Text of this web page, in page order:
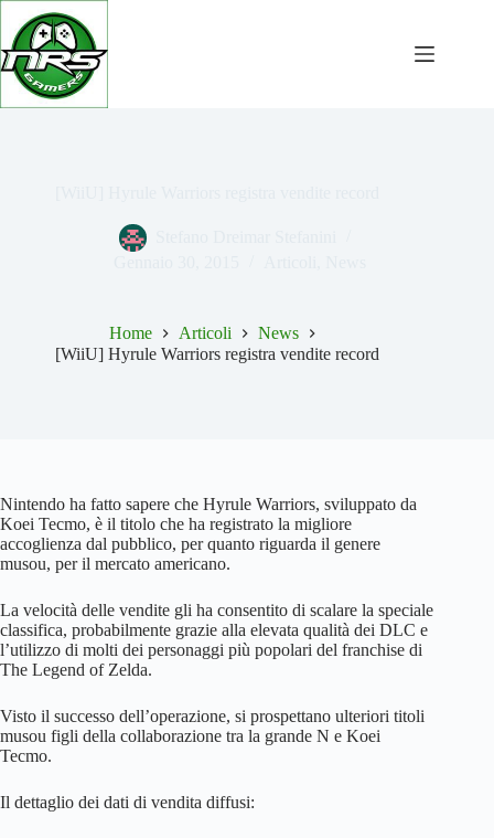
Salta
contenuto
Home Articoli
News
[WiiU] Hyrule Warriors registra vendite record
Nintendo ha fatto sapere che Hyrule Warriors, sviluppato da
Koei Tecmo, è il titolo che ha registrato la migliore
accoglienza dal pubblico, per quanto riguarda il genere
musou, per il mercato americano.
La velocità delle vendite gli ha consentito di scalare la speciale
classifica, probabilmente grazie alla elevata qualità dei DLC e
l’utilizzo di molti dei personaggi più popolari del franchise di
The Legend of Zelda.
Visto il successo dell’operazione, si prospettano ulteriori titoli
musou figli della collaborazione tra la grande N e Koei
Tecmo.
Il dettaglio dei dati di vendita diffusi: